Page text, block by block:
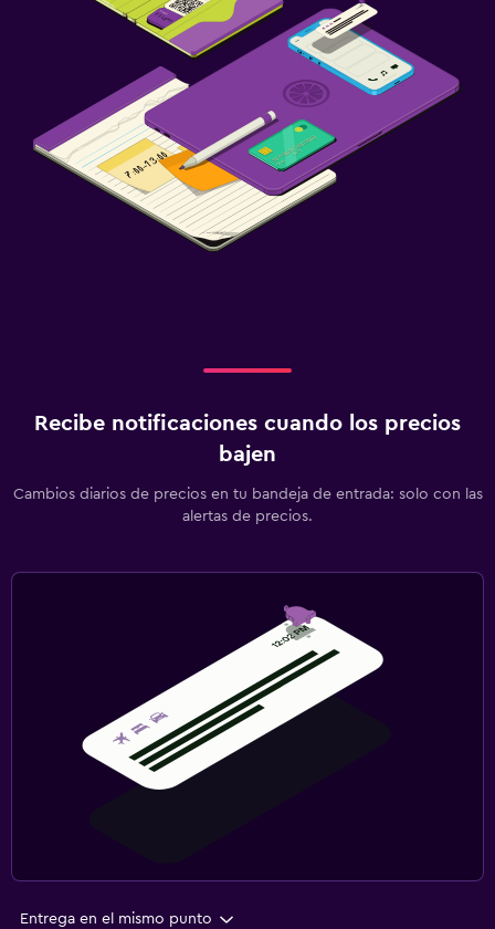
Recibe notificaciones cuando los precios
bajen
Cambios diarios de precios en tu bandeja de entrada: solo con las
alertas de precios.
Entrega en el mismo punto